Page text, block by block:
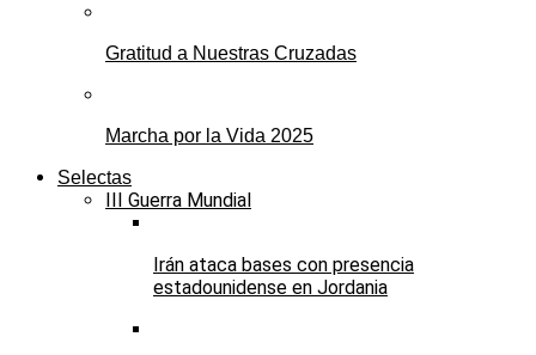
Gratitud a Nuestras Cruzadas
Marcha por la Vida 2025
Selectas
III Guerra Mundial
Irán ataca bases con presencia
estadounidense en Jordania